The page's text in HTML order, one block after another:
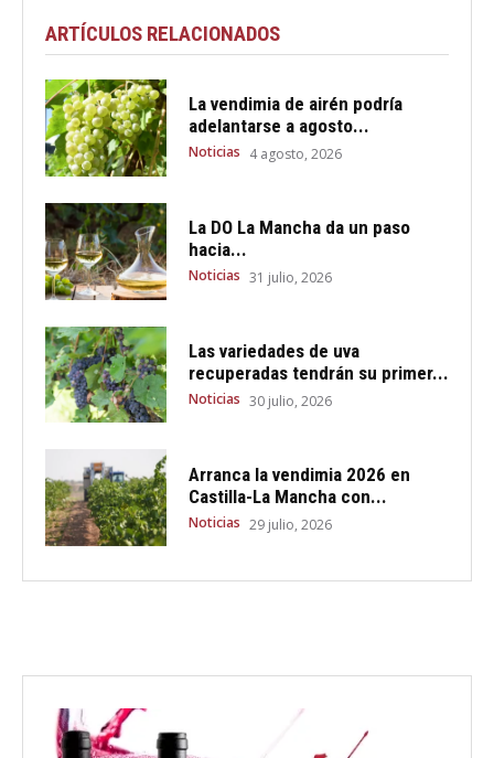
ARTÍCULOS RELACIONADOS
La vendimia de airén podría
adelantarse a agosto...
Noticias 4 agosto, 2026
La DO La Mancha da un paso
hacia...
Noticias 31 julio, 2026
Las variedades de uva
recuperadas tendrán su primer...
Noticias 30 julio, 2026
Arranca la vendimia 2026 en
Castilla-La Mancha con...
Noticias 29 julio, 2026